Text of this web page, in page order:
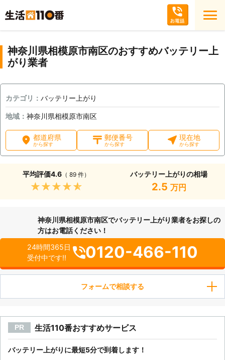
神奈川県相模原市南区のおすすめバッテリー上
がり業者
カテゴリ： バッテリー上がり
地域： 神奈川県相模原市南区
都道府県
から探す
郵便番号
から探す
現在地
から探す
平均評価4.6 （ 89 件）
★★★★★
バッテリー上がりの相場
2.5 万円
神奈川県相模原市南区でバッテリー上がり業者をお探しの
方はお電話ください！
24時間365日
受付中です!!
0120-466-110
フォームで相談する
PR 生活110番おすすめサービス
バッテリー上がりに最短5分で到着します！